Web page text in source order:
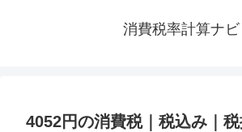
消費税率計算ナビ
4052円の消費税｜税込み｜